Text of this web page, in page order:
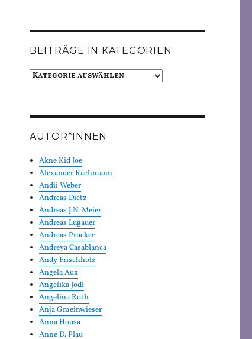
BEITRÄGE IN KATEGORIEN
Beiträge
AUTOR*INNEN
Akne Kid Joe
Alexander Rachmann
Andii Weber
Andreas Dietz
Andreas J.N. Meier
Andreas Lugauer
Andreas Prucker
Andreya Casablanca
Andy Frischholz
Angela Aux
Angelika Jodl
Angelina Roth
Anja Gmeinwieser
Anna Housa
Anne D. Plau